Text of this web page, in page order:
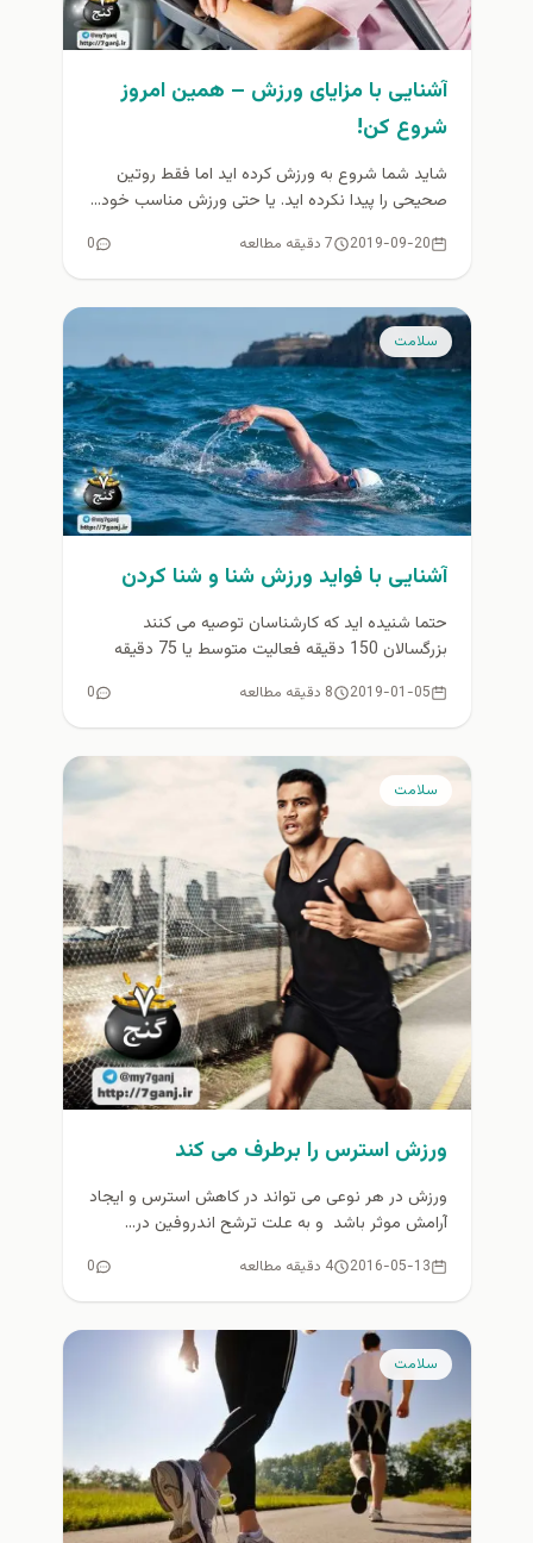
آشنایی با مزایای ورزش – همین امروز
شروع کن!
شاید شما شروع به ورزش کرده اید اما فقط روتین
صحیحی را پیدا نکرده اید. یا حتی ورزش مناسب خود...
2019-09-20 7 دقیقه مطالعه 0
سلامت
آشنایی با فواید ورزش شنا و شنا کردن
حتما شنیده اید که کارشناسان توصیه می کنند
بزرگسالان 150 دقیقه فعالیت متوسط یا 75 دقیقه
2019-01-05 8 دقیقه مطالعه 0
سلامت
ورزش استرس را برطرف می کند
ورزش در هر نوعی می تواند در کاهش استرس و ایجاد
آرامش موثر باشد و به علت ترشح اندروفین در...
2016-05-13 4 دقیقه مطالعه 0
سلامت